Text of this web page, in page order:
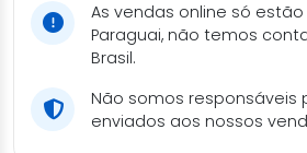
As vendas online só
Paraguai, não temos
Brasil.
Não somos responsáveis
enviados aos nossos